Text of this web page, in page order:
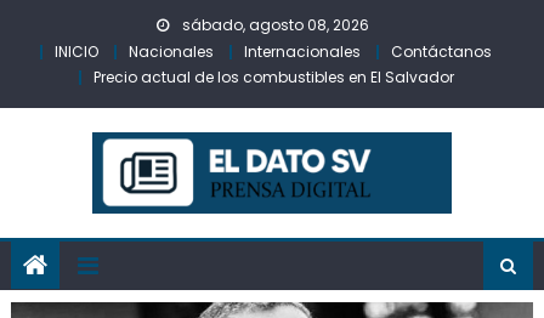
sábado, agosto 08, 2026
INICIO
Nacionales Internacionales
Contáctanos
Precio actual de los combustibles en El Salvador